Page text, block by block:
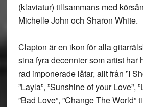
(klaviatur) tillsammans med
Michelle John och Sharon White.
Clapton är en ikon för alla
sina fyra decennier som artist har
rad imponerade låtar, allt från ”I
”Layla”, ”Sunshine of your Love”,
”Bad Love”, ”Change The World”